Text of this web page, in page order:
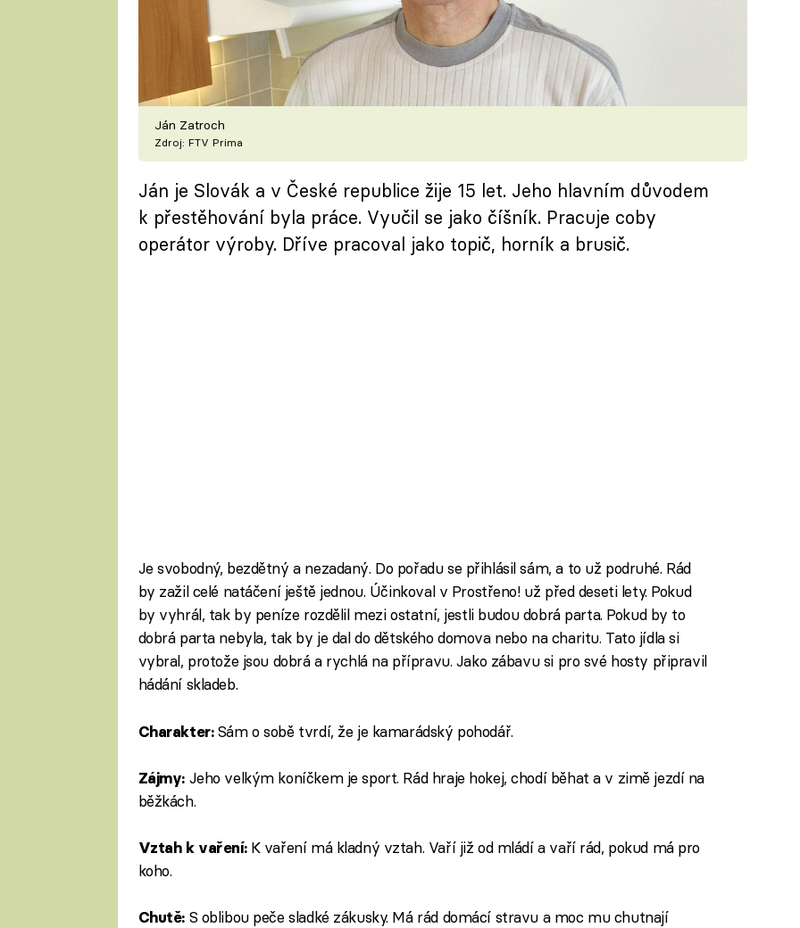
Ján Zatroch
Zdroj: FTV Prima
Ján je Slovák a v České republice žije 15 let. Jeho hlavním důvodem
k přestěhování byla práce. Vyučil se jako číšník. Pracuje coby
operátor výroby. Dříve pracoval jako topič, horník a brusič.
Je svobodný, bezdětný a nezadaný. Do pořadu se přihlásil sám, a to už podruhé. Rád
by zažil celé natáčení ještě jednou. Účinkoval v Prostřeno! už před deseti lety. Pokud
by vyhrál, tak by peníze rozdělil mezi ostatní, jestli budou dobrá parta. Pokud by to
dobrá parta nebyla, tak by je dal do dětského domova nebo na charitu. Tato jídla si
vybral, protože jsou dobrá a rychlá na přípravu. Jako zábavu si pro své hosty připravil
hádání skladeb.
Charakter:Sám o sobě tvrdí, že je kamarádský pohodář.
Zájmy:Jeho velkým koníčkem je sport. Rád hraje hokej, chodí běhat a v zimě jezdí na
běžkách.
Vztah k vaření:K vaření má kladný vztah. Vaří již od mládí a vaří rád, pokud má pro
koho.
Chutě:S oblibou peče sladké zákusky. Má rád domácí stravu a moc mu chutnají